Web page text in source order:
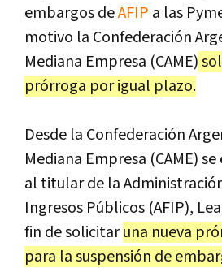
embargos deAFIP a las
motivo la Confederación
Mediana Empresa (CAME)
prórroga por igual plazo.
Desde la Confederación
Mediana Empresa (CAME)
al titular de la
Ingresos Públicos (AFIP),
fin de solicitaruna nueva
para la suspensión de